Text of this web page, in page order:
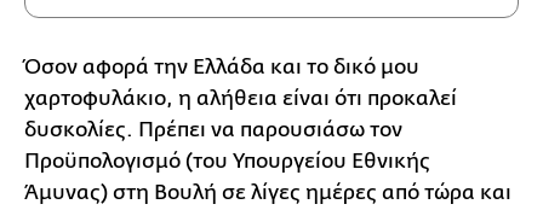
Όσον αφορά την Ελλάδα και το δικό μου
χαρτοφυλάκιο, η αλήθεια είναι ότι προκαλεί
δυσκολίες. Πρέπει να παρουσιάσω τον
Προϋπολογισμό (του Υπουργείου Εθνικής
Άμυνας) στη Βουλή σε λίγες ημέρες από τώρα και